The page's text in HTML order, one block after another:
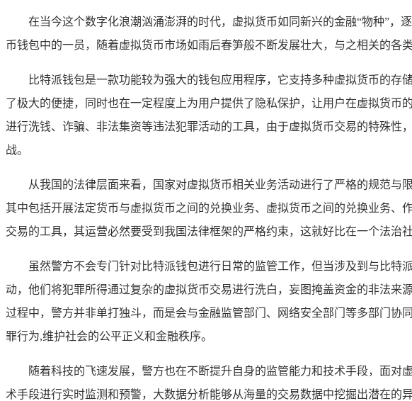
在当今这个数字化浪潮汹涌澎湃的时代，虚拟货币如同新兴的金融“物种”
币钱包中的一员，随着虚拟货币市场如雨后春笋般不断发展壮大，与之相关的各
比特派钱包是一款功能较为强大的钱包应用程序，它支持多种虚拟货币的
了极大的便捷，同时也在一定程度上为用户提供了隐私保护，让用户在虚拟货币
进行洗钱、诈骗、非法集资等违法犯罪活动的工具，由于虚拟货币交易的特殊
战。
从我国的法律层面来看，国家对虚拟货币相关业务活动进行了严格的规范
其中包括开展法定货币与虚拟货币之间的兑换业务、虚拟货币之间的兑换业务
交易的工具，其运营必然要受到我国法律框架的严格约束，这就好比在一个法治
虽然警方不会专门针对比特派钱包进行日常的监管工作，但当涉及到与比
动，他们将犯罪所得通过复杂的虚拟货币交易进行洗白，妄图掩盖资金的非法
过程中，警方并非单打独斗，而是会与金融监管部门、网络安全部门等多部门
罪行为,维护社会的公平正义和金融秩序。
随着科技的飞速发展，警方也在不断提升自身的监管能力和技术手段，面
术手段进行实时监测和预警，大数据分析能够从海量的交易数据中挖掘出潜在